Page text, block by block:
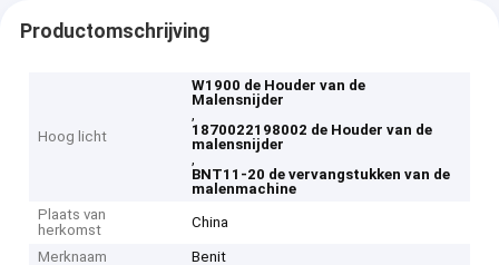
Productomschrijving
Hoog licht
W1900 de Houder van de
Malensnijder
,
1870022198002 de Houder van de
malensnijder
,
BNT11-20 de vervangstukken van de
malenmachine
Plaats van
herkomst
China
Merknaam
Benit